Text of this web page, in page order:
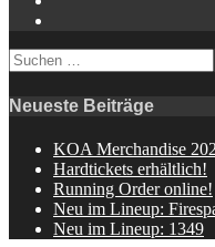
Suchen
nach:
Neueste Beiträge
KOA Merchandise
Hardtickets erhältlich!
Running Order online!
Neu im Lineup:
Neu im Lineup: 1349